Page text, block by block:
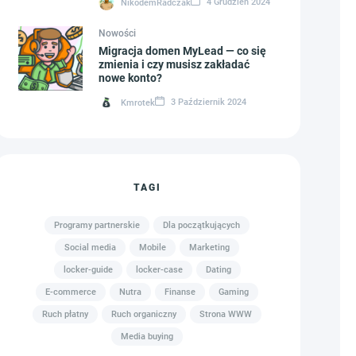
NikodemRadczak
Nowości
Migracja domen MyLead — co się
zmienia i czy musisz zakładać
nowe konto?
Kmrotek 3 Październik 2024
TAGI
Programy partnerskie Dla początkujących
Social media Mobile Marketing
locker-guide locker-case Dating
E-commerce Nutra Finanse Gaming
Ruch płatny Ruch organiczny Strona WWW
Media buying